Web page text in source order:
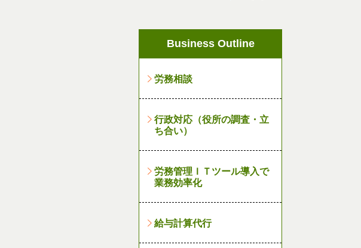
Business Outline
労務相談
行政対応（役所の調査・立
ち合い）
労務管理ＩＴツール導入で
業務効率化
給与計算代行